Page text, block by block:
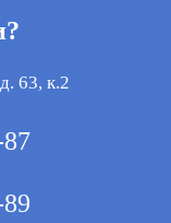
63, к.2